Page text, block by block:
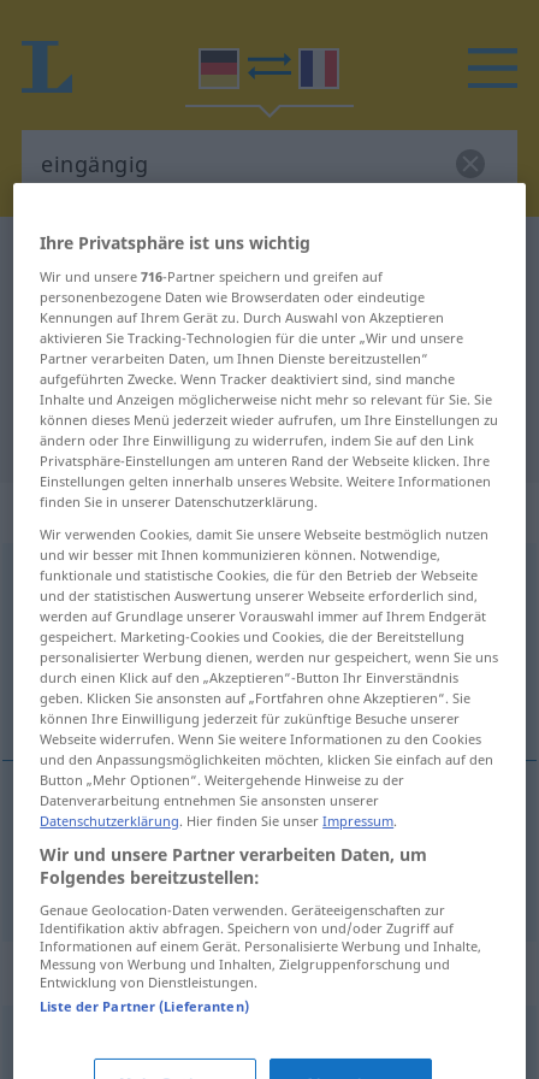
Deutsch-Französisch Wörterbuch
Deutsch-Französisch Übersetzung
für "eingängig"
"eingängig" Französisch
Übersetzung
„eingängig“: Adjektiv
eingängigadj
Übersicht aller Übersetzungen
(Für mehr Details die Übersetzung anklicken/antippen)
clair, qui se retient facilement
clair eingängig(≈ verständlich)
qui se retientfacilement
Synonyme für "eingängig"
erklärlich,fassbar,evident (geh.),klar,augenfällig
Ihre Privatsphäre ist uns wichtig
Wir und unsere716-Partner speichern und greifen auf
personenbezogene Daten wie Browserdaten oder eindeutige
Kennungen auf Ihrem Gerät zu. Durch Auswahl von Akzeptieren
aktivieren Sie Tracking-Technologien für die unter „Wir und unsere
Partner verarbeiten Daten, um Ihnen Dienste bereitzustellen“
aufgeführten Zwecke. Wenn Tracker deaktiviert sind, sind manche
Inhalte und Anzeigen möglicherweise nicht mehr so relevant für Sie. Sie
können dieses Menü jederzeit wieder aufrufen, um Ihre Einstellungen zu
ändern oder Ihre Einwilligung zu widerrufen, indem Sie auf den Link
Privatsphäre-Einstellungen am unteren Rand der Webseite klicken. Ihre
Einstellungen gelten innerhalb unseres Website. Weitere Informationen
finden Sie in unserer Datenschutzerklärung.
Wir verwenden Cookies, damit Sie unsere Webseite bestmöglich nutzen
und wir besser mit Ihnen kommunizieren können. Notwendige,
funktionale und statistische Cookies, die für den Betrieb der Webseite
und der statistischen Auswertung unserer Webseite erforderlich sind,
werden auf Grundlage unserer Vorauswahl immer auf Ihrem Endgerät
gespeichert. Marketing-Cookies und Cookies, die der Bereitstellung
personalisierter Werbung dienen, werden nur gespeichert, wenn Sie uns
durch einen Klick auf den „Akzeptieren“-Button Ihr Einverständnis
geben. Klicken Sie ansonsten auf „Fortfahren ohne Akzeptieren“. Sie
können Ihre Einwilligung jederzeit für zukünftige Besuche unserer
Webseite widerrufen. Wenn Sie weitere Informationen zu den Cookies
und den Anpassungsmöglichkeiten möchten, klicken Sie einfach auf den
Button „Mehr Optionen“. Weitergehende Hinweise zu der
Datenverarbeitung entnehmen Sie ansonsten unserer
Datenschutzerklärung. Hier finden Sie unserImpressum.
Wir und unsere Partner verarbeiten Daten, um
Folgendes bereitzustellen:
Genaue Geolocation-Daten verwenden. Geräteeigenschaften zur
Identifikation aktiv abfragen. Speichern von und/oder Zugriff auf
Informationen auf einem Gerät. Personalisierte Werbung und Inhalte,
Messung von Werbung und Inhalten, Zielgruppenforschung und
Entwicklung von Dienstleistungen.
Liste der Partner (Lieferanten)